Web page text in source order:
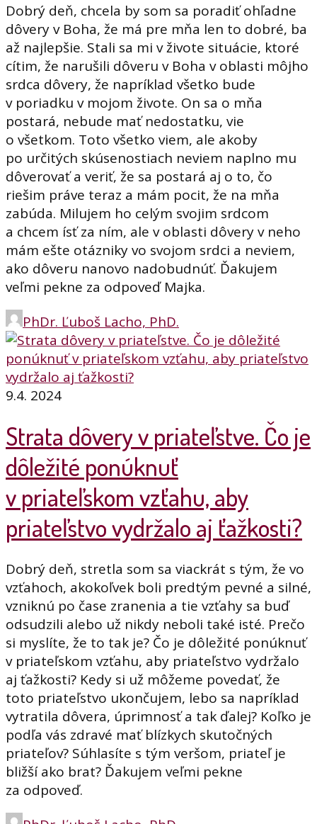
Dobrý deň, chcela by som sa poradiť ohľadne
dôvery v Boha, že má pre mňa len to dobré, ba
až najlepšie. Stali sa mi v živote situácie, ktoré
cítim, že narušili dôveru v Boha v oblasti môjho
srdca dôvery, že napríklad všetko bude
v poriadku v mojom živote. On sa o mňa
postará, nebude mať nedostatku, vie
o všetkom. Toto všetko viem, ale akoby
po určitých skúsenostiach neviem naplno mu
dôverovať a veriť, že sa postará aj o to, čo
riešim práve teraz a mám pocit, že na mňa
zabúda. Milujem ho celým svojim srdcom
a chcem ísť za ním, ale v oblasti dôvery v neho
mám ešte otázniky vo svojom srdci a neviem,
ako dôveru nanovo nadobudnúť. Ďakujem
veľmi pekne za odpoveď Majka.
PhDr. Ľuboš Lacho, PhD.
9.4. 2024
Strata dôvery v priateľstve. Čo je
dôležité ponúknuť
v priateľskom vzťahu, aby
priateľstvo vydržalo aj ťažkosti?
Dobrý deň, stretla som sa viackrát s tým, že vo
vzťahoch, akokoľvek boli predtým pevné a silné,
vzniknú po čase zranenia a tie vzťahy sa buď
odsudzili alebo už nikdy neboli také isté. Prečo
si myslíte, že to tak je? Čo je dôležité ponúknuť
v priateľskom vzťahu, aby priateľstvo vydržalo
aj ťažkosti? Kedy si už môžeme povedať, že
toto priateľstvo ukončujem, lebo sa napríklad
vytratila dôvera, úprimnosť a tak ďalej? Koľko je
podľa vás zdravé mať blízkych skutočných
priateľov? Súhlasíte s tým veršom, priateľ je
bližší ako brat? Ďakujem veľmi pekne
za odpoveď.